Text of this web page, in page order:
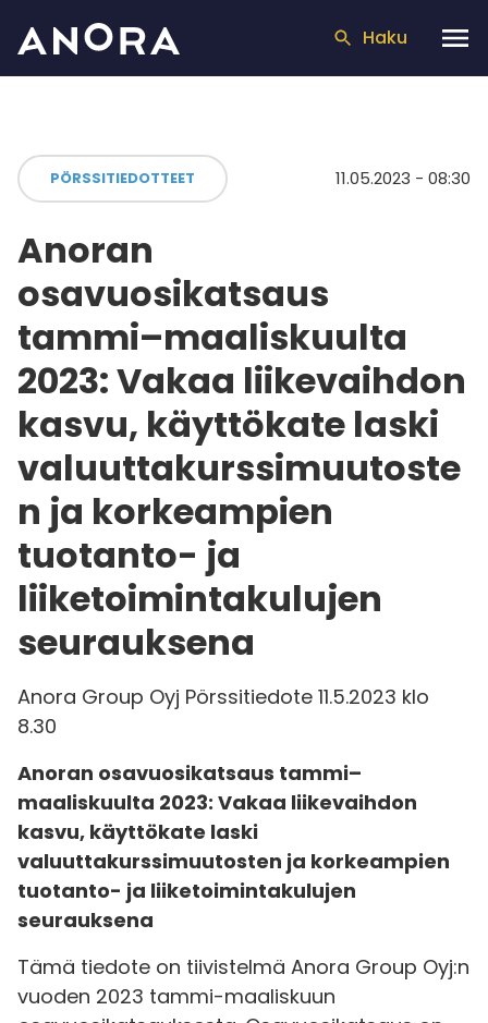
Haku
PÖRSSITIEDOTTEET 11.05.2023 - 08:30
Anoran
osavuosikatsaus
tammi–maaliskuulta
2023: Vakaa liikevaihdon
kasvu, käyttökate laski
valuuttakurssimuutoste
n ja korkeampien
tuotanto- ja
liiketoimintakulujen
seurauksena
Anora Group Oyj Pörssitiedote 11.5.2023 klo
8.30
Anoran osavuosikatsaus tammi–
maaliskuulta 2023: Vakaa liikevaihdon
kasvu, käyttökate laski
valuuttakurssimuutosten ja korkeampien
tuotanto- ja liiketoimintakulujen
seurauksena
Tämä tiedote on tiivistelmä Anora Group Oyj:n
vuoden 2023 tammi-maaliskuun